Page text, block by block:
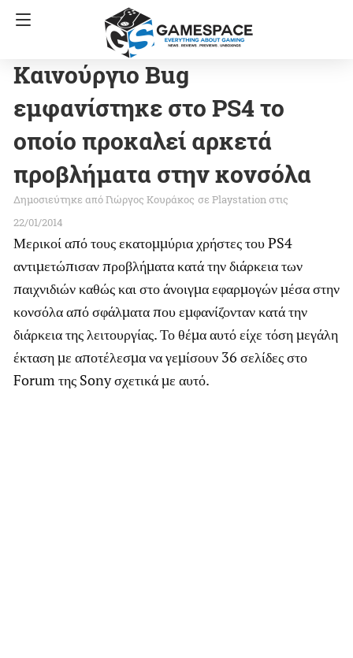
Καινούργιο Bug
εμφανίστηκε στο PS4 το
οποίο προκαλεί αρκετά
προβλήματα στην κονσόλα
Γιώργος Κουράκος σε Playstationστις
22/01/2014
Μερικοί από τους εκατομμύρια χρήστες του PS4
αντιμετώπισαν προβλήματα κατά την διάρκεια των
παιχνιδιών καθώς και στο άνοιγμα εφαρμογών μέσα στην
κονσόλα από σφάλματα που εμφανίζονταν κατά την
διάρκεια της λειτουργίας. Το θέμα αυτό είχε τόση μεγάλη
έκταση με αποτέλεσμα να γεμίσουν 36 σελίδες στο
Forum της Sony σχετικά με αυτό.